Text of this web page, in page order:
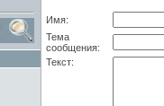
Имя:
Тема
сообщения:
Текст: